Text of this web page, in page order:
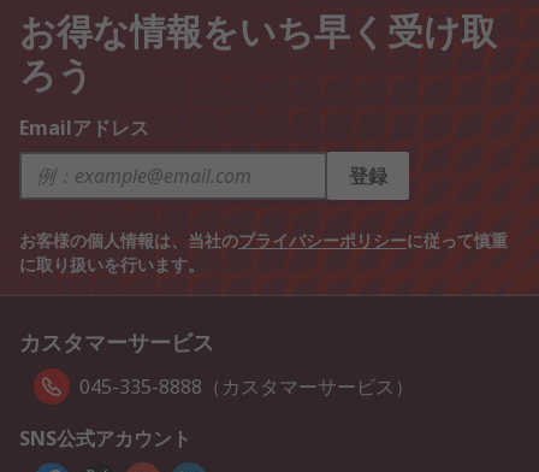
お得な情報をいち早く受け取
ろう
Emailアドレス
登録
お客様の個人情報は、当社のプライバシーポリシーに従って慎重
に取り扱いを行います。
カスタマーサービス
045-335-8888（カスタマーサービス）
SNS公式アカウント